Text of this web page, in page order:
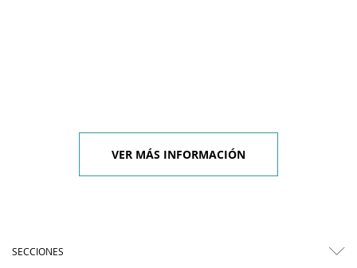
VER MÁS INFORMACIÓN
SECCIONES